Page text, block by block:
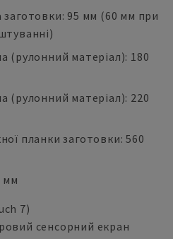
95 мм (60 мм при
(рулонний матеріал): 180
(рулонний матеріал): 220
планки заготовки: 560
мм
7)
сенсорний екран